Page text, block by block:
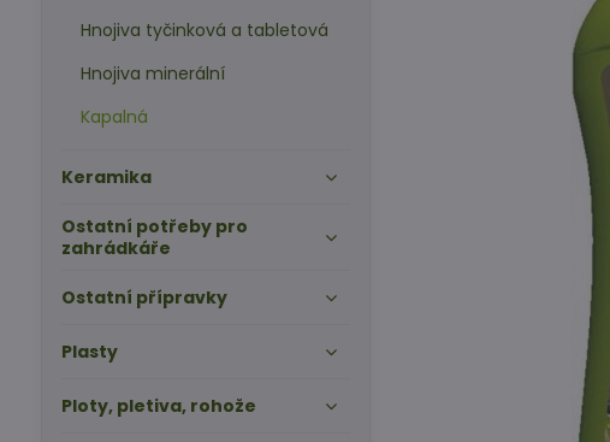
Hnojiva tyčinková a tabletová
Hnojiva minerální
Kapalná
Keramika
Ostatní potřeby pro
zahrádkáře
Ostatní přípravky
Plasty
Ploty, pletiva, rohože